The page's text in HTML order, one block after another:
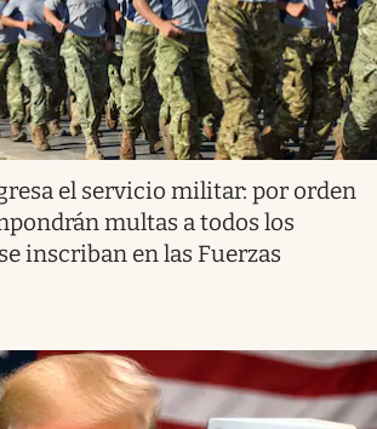
el servicio militar: por orden
multas a todos los
inscriban en las Fuerzas